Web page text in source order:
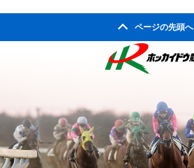
2009年03月
2008年01月
2007年02月
2007年01月
2006年03月
2006年02月
2005年08月
2005年07月
2005年04月
2005年03月
2004年06月
2004年05月
2003年07月
2003年06月
ページの先頭へ